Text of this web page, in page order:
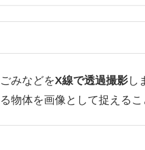
みなどをX線で透過撮影 し
物体を画像として捉えるこ